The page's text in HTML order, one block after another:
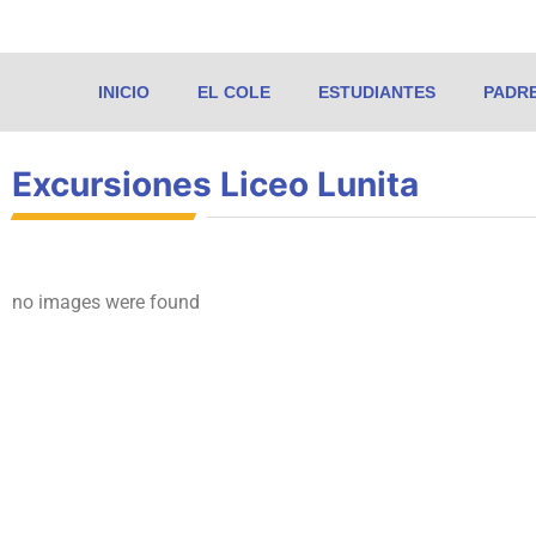
INICIO EL COLE ESTUDIANTES
Excursiones Liceo Lunita
no images were found